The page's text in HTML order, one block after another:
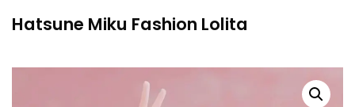
Hatsune Miku Fashion Lolita